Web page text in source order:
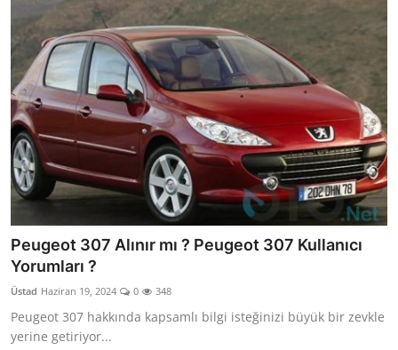
Peugeot 307 Alınır mı ? Peugeot 307 Kullanıcı
Yorumları ?
Üstad Haziran 19, 2024 0 348
Peugeot 307 hakkında kapsamlı bilgi isteğinizi büyük bir zevkle
yerine getiriyor...